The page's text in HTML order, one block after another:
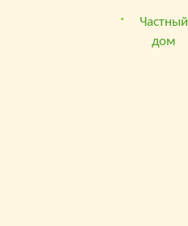
Частный
дом